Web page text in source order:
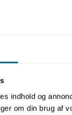
indhold og
om din brug af